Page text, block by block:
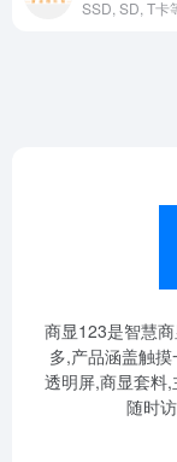
商显123是智慧
多,产品涵盖触
透明屏,商显套料
随时